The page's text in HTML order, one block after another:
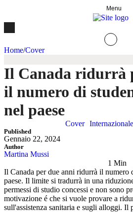
Menu
Home/Cover
Il Canada ridurrà
il numero di
nel paese
Cover Internazionale
Published
Gennaio 22, 2024
Author
Martina Mussi
1 Min
Il Canada per due anni ridurrà il numero
paese. Il limite si tradurrà in una
permessi di studio concessi e non sono
motivazione é che si vuole provare a
sull'assistenza sanitaria e sugli alloggi.